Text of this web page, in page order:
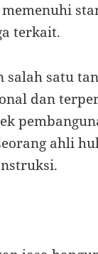
terkait.
satu
dan
ahli